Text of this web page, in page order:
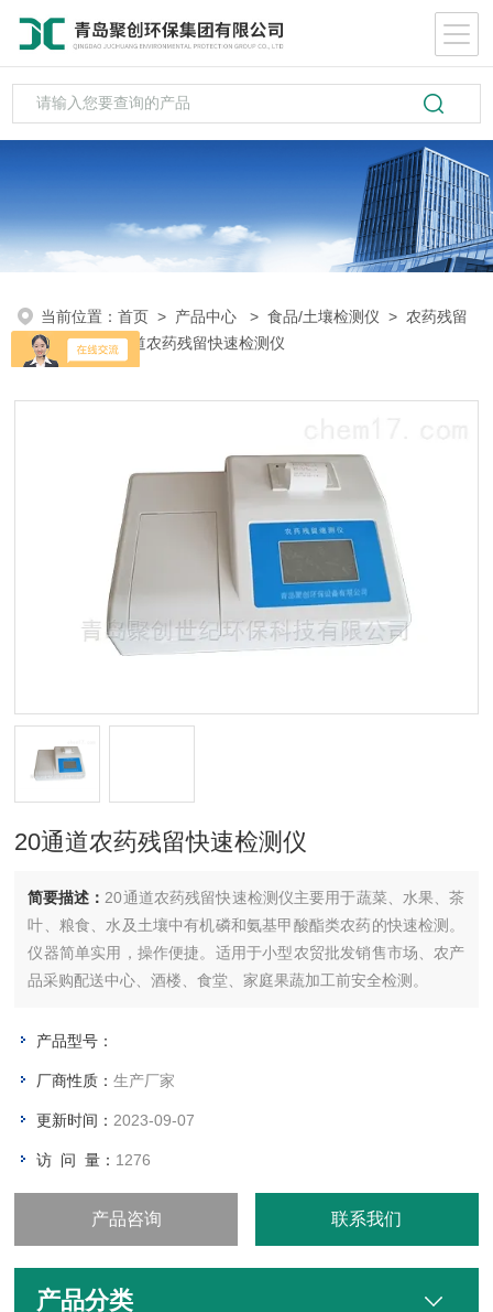
当前位置：首页 > 产品中心 >食品/土壤检测仪 > 农药残留
检测> 20通道农药残留快速检测仪
20通道农药残留快速检测仪
简要描述： 20通道农药残留快速检测仪主要用于蔬菜、水果、茶
叶、粮食、水及土壤中有机磷和氨基甲酸酯类农药的快速检测。
仪器简单实用，操作便捷。适用于小型农贸批发销售市场、农产
品采购配送中心、酒楼、食堂、家庭果蔬加工前安全检测。
产品型号：
厂商性质：生产厂家
更新时间： 2023-09-07
访 问 量： 1276
产品咨询 联系我们
产品分类